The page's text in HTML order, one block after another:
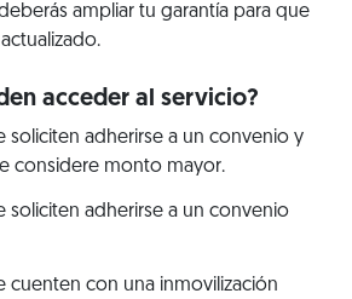
ampliar tu garantía para que
acceder al servicio?
soliciten adherirse a un convenio y
considere monto mayor.
soliciten adherirse a un convenio
cuenten con una inmovilización